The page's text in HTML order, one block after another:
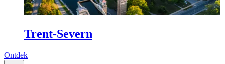
Trent-Severn
Ontdek